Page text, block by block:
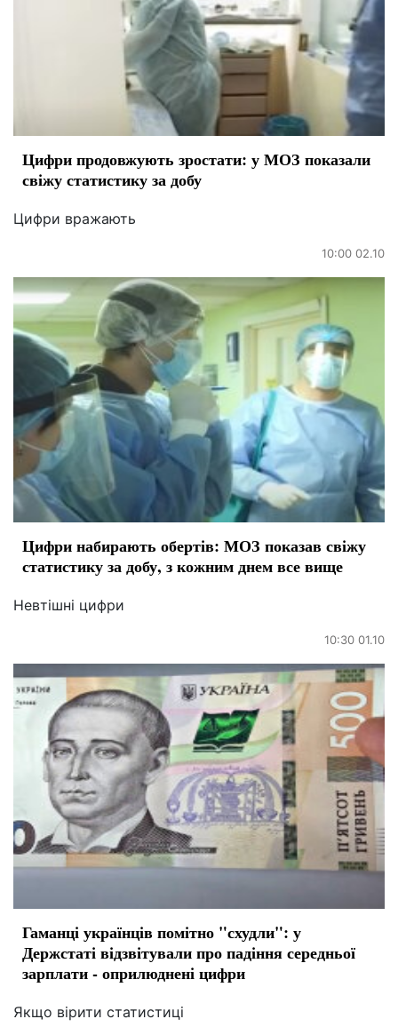
Цифри продовжують зростати: у МОЗ показали
свіжу статистику за добу
Цифри вражають
10:00 02.10
Цифри набирають обертів: МОЗ показав свіжу
статистику за добу, з кожним днем все вище
Невтішні цифри
10:30 01.10
Гаманці українців помітно "схудли": у
Держстаті відзвітували про падіння середньої
зарплати - оприлюднені цифри
Якщо вірити статистиці